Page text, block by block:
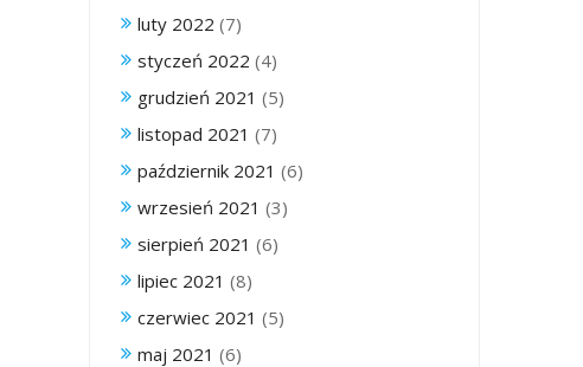
luty 2022 (7)
styczeń 2022 (4)
grudzień 2021 (5)
listopad 2021 (7)
październik 2021 (6)
wrzesień 2021 (3)
sierpień 2021 (6)
lipiec 2021 (8)
czerwiec 2021 (5)
maj 2021 (6)